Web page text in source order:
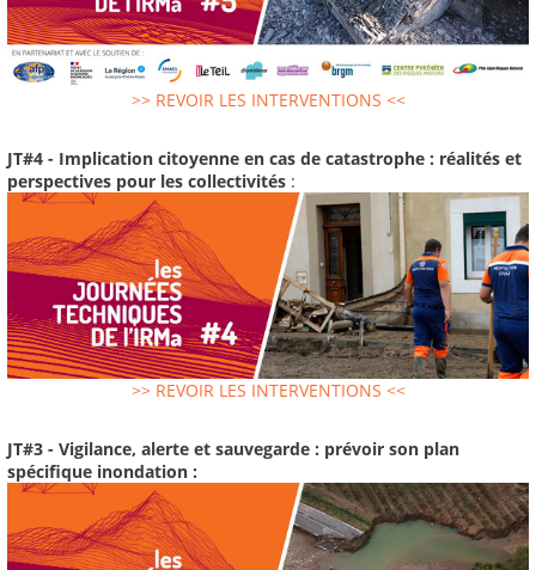
>> REVOIR LES INTERVENTIONS <<
JT#4 - Implication citoyenne en cas de catastrophe : réalités et
perspectives pour les collectivités :
>> REVOIR LES INTERVENTIONS <<
JT#3 - Vigilance, alerte et sauvegarde : prévoir son plan
spécifique inondation :